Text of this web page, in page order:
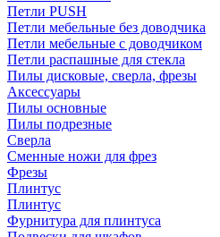
Петли PUSH
Петли мебельные без доводчика
Петли мебельные с доводчиком
Петли распашные для стекла
Пилы дисковые, сверла, фрезы
Аксессуары
Пилы основные
Пилы подрезные
Сверла
Сменные ножи для фрез
Фрезы
Плинтус
Плинтус
Фурнитура для плинтуса